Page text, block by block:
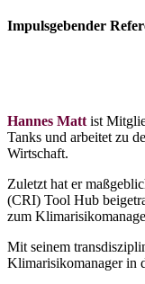
Impulsgebender
Hannes Matt ist
Tanks und arbeitet zu
Wirtschaft.
Zuletzt hat er
(CRI) Tool Hub
zum
Mit seinem
Klimarisikomanager in